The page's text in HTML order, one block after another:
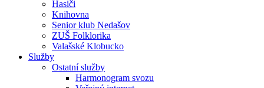
Hasiči
Knihovna
Senior klub Nedašov
ZUŠ Folklorika
Valašské Klobucko
Služby
Ostatní služby
Harmonogram svozu